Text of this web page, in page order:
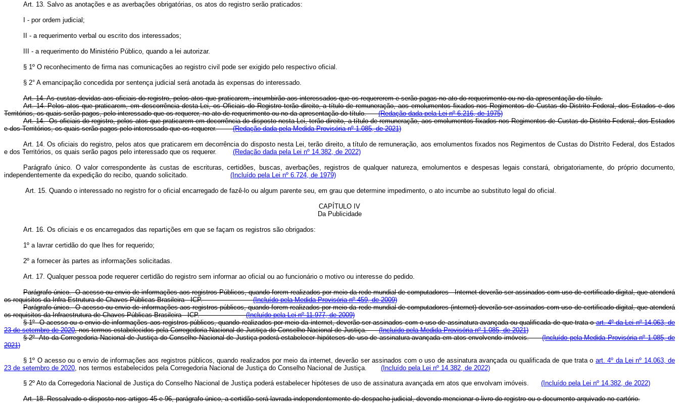
Art. 13. Salvo as anotações e as averbações obrigatórias, os atos do registro serão praticados:
I - por ordem judicial;
II - a requerimento verbal ou escrito dos interessados;
III - a requerimento do Ministério Público, quando a lei autorizar.
§ 1º O reconhecimento de firma nas comunicações ao registro civil pode ser exigido pelo respectivo oficial.
§ 2° A emancipação concedida por sentença judicial será anotada às expensas do interessado.
Art. 14. As custas devidas aos oficiais do registro, pelos atos que praticarem, incumbirão aos interessados que os requererem e serão pagas no ato do requerimento ou no da apresentação do título.
Art. 14. Pelos atos que praticarem, em descorrência desta Lei, os Oficiais do Registro terão direito, a título de remuneração, aos emolumentos fixados nos Regimentos de Custas do Distrito Federal, dos Estados e dos
Territórios, os quais serão pagos, pelo interessado que os requerer, no ato de requerimento ou no da apresentação do título.(Redação dada pela Lei nº 6.216, de 1975)
Art. 14. Os oficiais do registro, pelos atos que praticarem em decorrência do disposto nesta Lei, terão direito, a título de remuneração, aos emolumentos fixados nos Regimentos de Custas do Distrito Federal, dos Estados
e dos Territórios, os quais serão pagos pelo interessado que os requerer.(Redação dada pela Medida Provisória nº 1.085, de 2021)
Art. 14. Os oficiais do registro, pelos atos que praticarem em decorrência do disposto nesta Lei, terão direito, a título de remuneração, aos emolumentos fixados nos Regimentos de Custas do Distrito Federal, dos Estados
e dos Territórios, os quais serão pagos pelo interessado que os requerer. (Redação dada pela Lei nº 14.382, de 2022)
Parágrafo único. O valor correspondente às custas de escrituras, certidões, buscas, averbações, registros de qualquer natureza, emolumentos e despesas legais constará, obrigatoriamente, do próprio documento,
independentemente da expedição do recibo, quando solicitado. (Incluído pela Lei nº 6.724, de 1979)
Art. 15. Quando o interessado no registro for o oficial encarregado de fazê-lo ou algum parente seu, em grau que determine impedimento, o ato incumbe ao substituto legal do oficial.
CAPÍTULO IV
Da Publicidade
Art. 16. Os oficiais e os encarregados das repartições em que se façam os registros são obrigados:
1º a lavrar certidão do que lhes for requerido;
2º a fornecer às partes as informações solicitadas.
Art. 17. Qualquer pessoa pode requerer certidão do registro sem informar ao oficial ou ao funcionário o motivo ou interesse do pedido.
Parágrafo único. O acesso ou envio de informações aos registros Públicos, quando forem realizados por meio da rede mundial de computadores - Internet deverão ser assinados com uso de certificado digital, que atenderá
os requisitos da Infra-Estrutura de Chaves Públicas Brasileira - ICP.(Incluído pela Medida Provisória nº 459, de 2009)
Parágrafo único. O acesso ou envio de informações aos registros públicos, quando forem realizados por meio da rede mundial de computadores (internet) deverão ser assinados com uso de certificado digital, que atenderá
os requisitos da Infraestrutura de Chaves Públicas Brasileira - ICP.(Incluído pela Lei nº 11.977, de 2009)
§ 1º O acesso ou o envio de informações aos registros públicos, quando realizados por meio da internet, deverão ser assinados com o uso de assinatura avançada ou qualificada de que trata oart. 4º da Lei nº 14.063, de
23 de setembro de 2020, nos termos estabelecidos pela Corregedoria Nacional de Justiça do Conselho Nacional de Justiça.(Incluído pela Medida Provisória nº 1.085, de 2021)
§ 2º Ato da Corregedoria Nacional de Justiça do Conselho Nacional de Justiça poderá estabelecer hipóteses de uso de assinatura avançada em atos envolvendo imóveis.(Incluído pela Medida Provisória nº 1.085, de
2021)
§ 1º O acesso ou o envio de informações aos registros públicos, quando realizados por meio da internet, deverão ser assinados com o uso de assinatura avançada ou qualificada de que trata o art. 4º da Lei nº 14.063, de
23 de setembro de 2020 , nos termos estabelecidos pela Corregedoria Nacional de Justiça do Conselho Nacional de Justiça. (Incluído pela Lei nº 14.382, de 2022)
§ 2º Ato da Corregedoria Nacional de Justiça do Conselho Nacional de Justiça poderá estabelecer hipóteses de uso de assinatura avançada em atos que envolvam imóveis. (Incluído pela Lei nº 14.382, de 2022)
Art. 18. Ressalvado o disposto nos artigos 45 e 96, parágrafo único, a certidão será lavrada independentemente de despacho judicial, devendo mencionar o livro do registro ou o documento arquivado no cartório.